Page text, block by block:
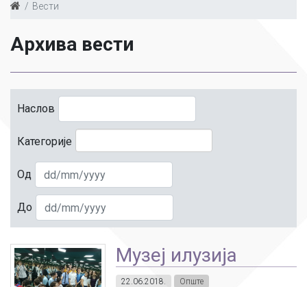
Вести
Архива вести
Наслов
Категорије
Од
До
Музеј илузија
22.06.2018. Опште